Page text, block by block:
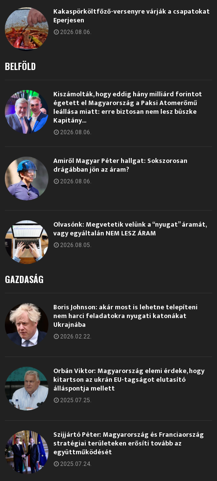
Kakaspörköltfőző-versenyre várják a csapatokat
Eperjesen
2026.08.06.
BELFÖLD
Kiszámolták, hogy eddig hány milliárd forintot
égetett el Magyarország a Paksi Atomerőmű
leállása miatt: erre biztosan nem lesz büszke
Kapitány...
2026.08.06.
Amiről Magyar Péter hallgat: Sokszorosan
drágábban jön az áram?
2026.08.06.
Olvasónk: Megvetetik velünk a “nyugat” áramát,
vagy egyáltalán NEM LESZ ÁRAM
2026.08.05.
GAZDASÁG
Boris Johnson: akár most is lehetne telepíteni
nem harci feladatokra nyugati katonákat
Ukrajnába
2026.02.22.
Orbán Viktor: Magyarország elemi érdeke, hogy
kitartson az ukrán EU-tagságot elutasító
álláspontja mellett
2025.07.25.
Szijjártó Péter: Magyarország és Franciaország
stratégiai területeken erősíti tovább az
együttműködését
2025.07.24.